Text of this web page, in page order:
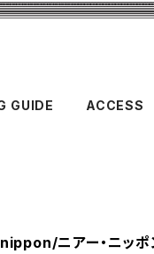
GUIDE ACCESS
ニアー・ニッポ